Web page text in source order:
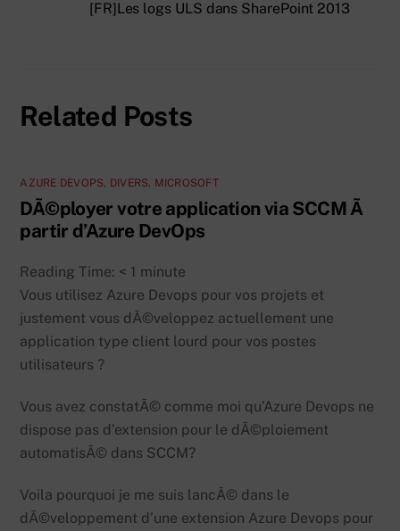
[FR]Les logs ULS dans SharePoint 2013
Related Posts
AZURE DEVOPS, DIVERS, MICROSOFT
DÃ©ployer votre application via SCCM Ã
partir d’Azure DevOps
Reading Time: < 1 minute
Vous utilisez Azure Devops pour vos projets et
justement vous dÃ©veloppez actuellement une
application type client lourd pour vos postes
utilisateurs ?
Vous avez constatÃ© comme moi qu’Azure Devops ne
dispose pas d’extension pour le dÃ©ploiement
automatisÃ© dans SCCM?
Voila pourquoi je me suis lancÃ© dans le
dÃ©veloppement d’une extension Azure Devops pour